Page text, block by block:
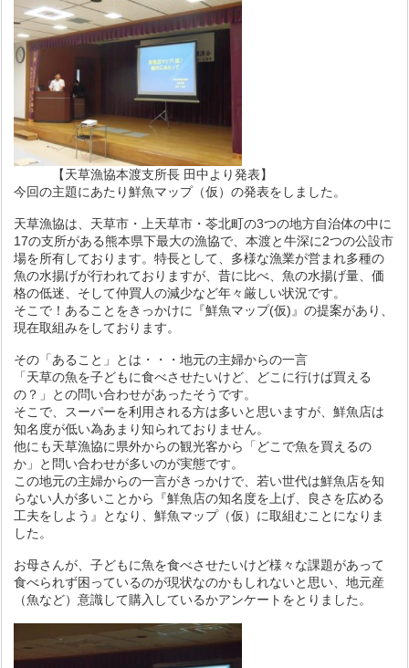
【天草漁協本渡支所長 田中より発表】
今回の主題にあたり鮮魚マップ（仮）の発表をしました。
天草漁協は、天草市・上天草市・苓北町の3つの地方自治体の中に
17の支所がある熊本県下最大の漁協で、本渡と牛深に2つの公設市
場を所有しております。特長として、多様な漁業が営まれ多種の
魚の水揚げが行われておりますが、昔に比べ、魚の水揚げ量、価
格の低迷、そして仲買人の減少など年々厳しい状況です。
そこで！あることをきっかけに『鮮魚マップ(仮)』の提案があり、
現在取組みをしております。
その「あること」とは・・・地元の主婦からの一言
「天草の魚を子どもに食べさせたいけど、どこに行けば買える
の？」との問い合わせがあったそうです。
そこで、スーパーを利用される方は多いと思いますが、鮮魚店は
知名度が低い為あまり知られておりません。
他にも天草漁協に県外からの観光客から「どこで魚を買えるの
か」と問い合わせが多いのが実態です。
この地元の主婦からの一言がきっかけで、若い世代は鮮魚店を知
らない人が多いことから『鮮魚店の知名度を上げ、良さを広める
工夫をしよう』となり、鮮魚マップ（仮）に取組むことになりま
した。
お母さんが、子どもに魚を食べさせたいけど様々な課題があって
食べられず困っているのが現状なのかもしれないと思い、地元産
（魚など）意識して購入しているかアンケートをとりました。